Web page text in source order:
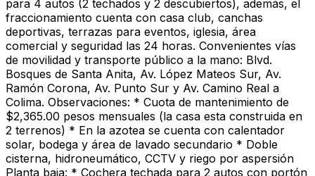
para 4 autos (2 techados y 2 descubiertos), además, el
fraccionamiento cuenta con casa club, canchas
deportivas, terrazas para eventos, iglesia, área
comercial y seguridad las 24 horas. Convenientes vías
de movilidad y transporte público a la mano: Blvd.
Bosques de Santa Anita, Av. López Mateos Sur, Av.
Ramón Corona, Av. Punto Sur y Av. Camino Real a
Colima. Observaciones: * Cuota de mantenimiento de
$2,365.00 pesos mensuales (la casa esta construida en
2 terrenos) * En la azotea se cuenta con calentador
solar, bodega y área de lavado secundario * Doble
cisterna, hidroneumático, CCTV y riego por aspersión
Planta baja: * Cochera techada para 2 autos con portón